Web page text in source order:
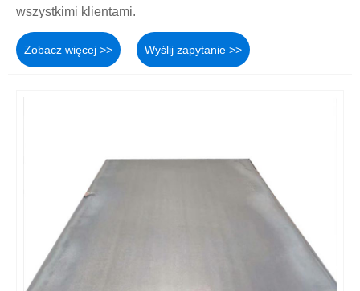
wszystkimi klientami.
Zobacz więcej >> Wyślij zapytanie >>